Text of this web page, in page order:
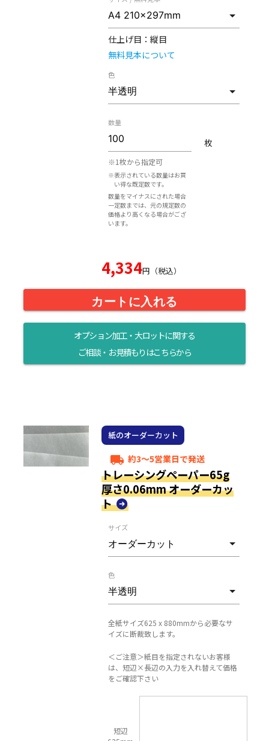
仕上げ目： 縦目
無料見本について
色
数量
※1枚から指定可
※表示されている数量はお買
い得な既定数です。
数量をマイナスにされた場合
一定数までは、元の規定数の
価格より高くなる場合がござ
います。
枚
4,334円（税込）
カートに入れる
オプション加工・大ロットに関する
ご相談・お見積もりはこちらから
紙のオーダーカット
local_shipping 約3～5営業日で発送
トレーシングペーパー65g
厚さ0.06mm オーダーカッ
ト
サイズ
色
全紙サイズ625 x 880mmから必要なサ
イズに断裁致します。
＜ご注意＞紙目を指定されないお客様
は、短辺×長辺の入力を入れ替えて価格
をご確認下さい
短辺